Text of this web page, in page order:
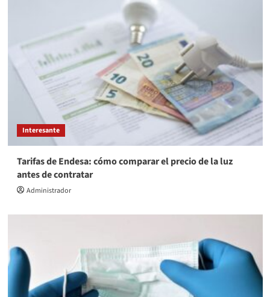
Interesante
Tarifas de Endesa: cómo comparar el precio de la luz
antes de contratar
Administrador